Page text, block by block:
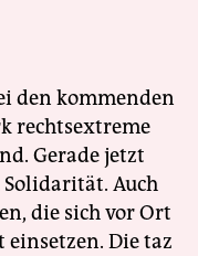
den kommenden
rechtsextreme
Gerade jetzt
Auch
die sich vor Ort
Die taz